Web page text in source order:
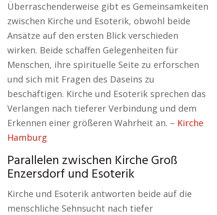
Überraschenderweise gibt es Gemeinsamkeiten
zwischen Kirche und Esoterik, obwohl beide
Ansätze auf den ersten Blick verschieden
wirken. Beide schaffen Gelegenheiten für
Menschen, ihre spirituelle Seite zu erforschen
und sich mit Fragen des Daseins zu
beschäftigen. Kirche und Esoterik sprechen das
Verlangen nach tieferer Verbindung und dem
Erkennen einer größeren Wahrheit an. – Kirche
Hamburg
Parallelen zwischen Kirche Groß
Enzersdorf und Esoterik
Kirche und Esoterik antworten beide auf die
menschliche Sehnsucht nach tiefer